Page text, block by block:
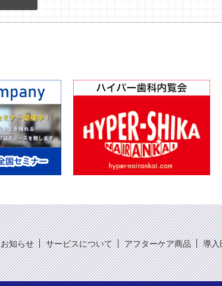
お知らせ サービスについて アフターケア商品 導入